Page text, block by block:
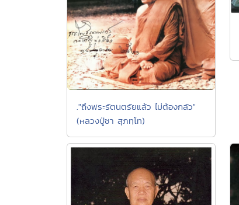
."ถึงพระรัตนตรัยแล้ว ไม่ต้องกลัว"
(หลวงปู่ชา สุภทฺโท)